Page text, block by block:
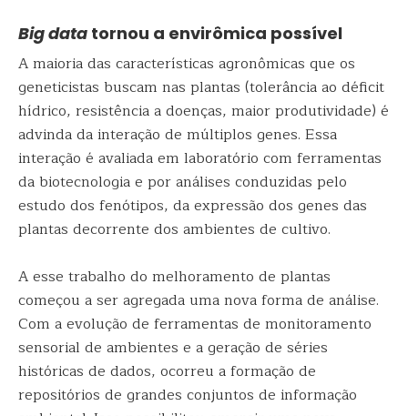
Big data tornou a envirômica possível
A maioria das características agronômicas que os
geneticistas buscam nas plantas (tolerância ao déficit
hídrico, resistência a doenças, maior produtividade) é
advinda da interação de múltiplos genes. Essa
interação é avaliada em laboratório com ferramentas
da biotecnologia e por análises conduzidas pelo
estudo dos fenótipos, da expressão dos genes das
plantas decorrente dos ambientes de cultivo.
A esse trabalho do melhoramento de plantas
começou a ser agregada uma nova forma de análise.
Com a evolução de ferramentas de monitoramento
sensorial de ambientes e a geração de séries
históricas de dados, ocorreu a formação de
repositórios de grandes conjuntos de informação